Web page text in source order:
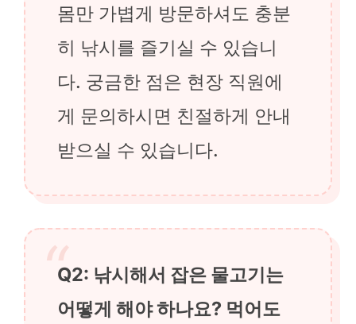
몸만 가볍게 방문하셔도 충분
히 낚시를 즐기실 수 있습니
다. 궁금한 점은 현장 직원에
게 문의하시면 친절하게 안내
받으실 수 있습니다.
Q2: 낚시해서 잡은 물고기는
어떻게 해야 하나요? 먹어도